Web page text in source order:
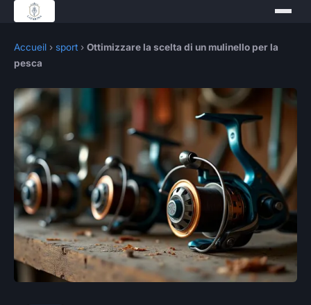
Accueil › sport › Ottimizzare la scelta di un mulinello per la
pesca